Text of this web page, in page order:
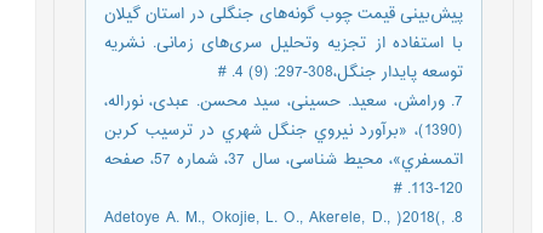
پیش‌بینی قیمت چوب گونه‌های جنگلی در استان گیلان
با استفاده از تجزیه وتحلیل سری‌های زمانی. نشریه
توسعه پایدار جنگل،308-297: (9) 4. #
7. ورامش، سعید. حسینی، سید محسن. عبدی، نوراله،
(1390)، «برآورد نيروي جنگل شهري در ترسيب كربن
اتمسفري»، محیط شناسی، سال 37، شماره 57، صفحه
120-113. #
8. Adetoye A. M., Okojie, L. O., Akerele, D., )2018(,